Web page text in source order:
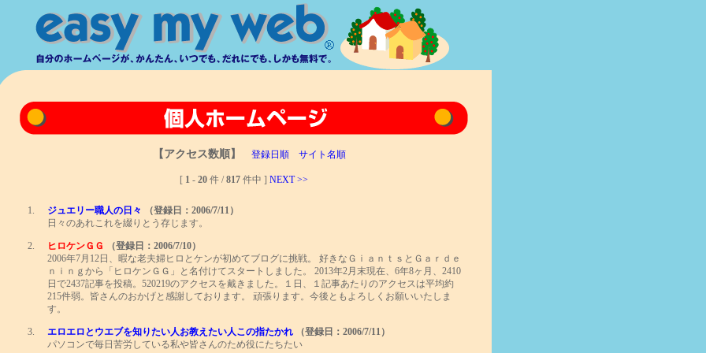
【アクセス数順】 登録日順 サイト名順
[ 1- 20件 /817件中 ] NEXT >>
1. ジュエリー職人の日々
（登録日：2006/7/11）
日々のあれこれを綴りとう存じます。
2. ヒロケンＧＧ
（登録日：2006/7/10）
2006年7月12日、暇な老夫婦ヒロとケンが初めてブログに挑戦。 好きなＧｉａｎｔｓとＧａｒｄｅ
ｎｉｎｇから「ヒロケンＧＧ」と名付けてスタートしました。 2013年2月末現在、6年8ヶ月、2410
日で2437記事を投稿。520219のアクセスを戴きました。１日、１記事あたりのアクセスは平均約
215件弱。皆さんのおかげと感謝しております。 頑張ります。今後ともよろしくお願いいたしま
す。
3. エロエロとウエブを知りたい人お教えたい人この指たかれ（登録日：2006/7/11）
パソコンで毎日苦労している私や皆さんのため役にたちたい